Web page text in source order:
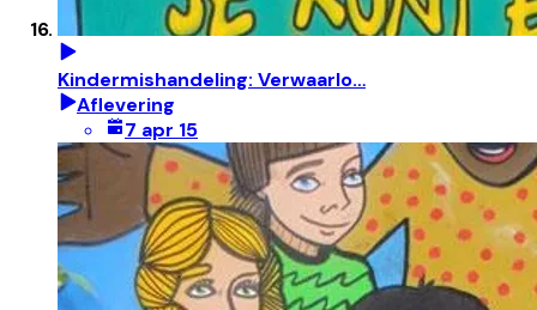
Kindermishandeling: Verwaarlo…
Aflevering
7 apr 15